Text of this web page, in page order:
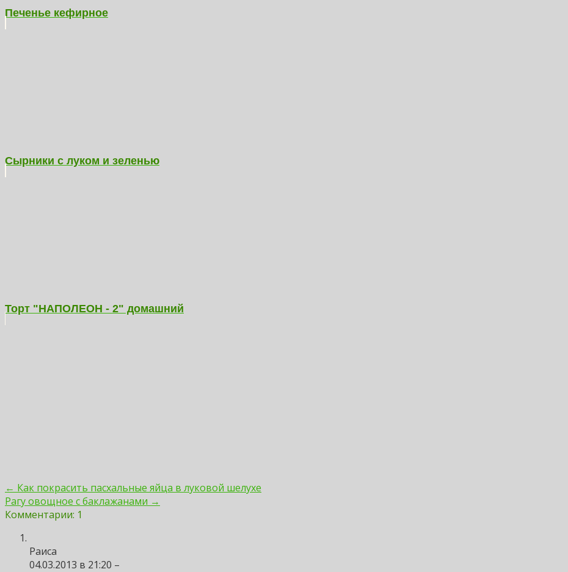
Печенье кефирное
Сырники с луком и зеленью
Торт "НАПОЛЕОН - 2" домашний
← Как покрасить пасхальные яйца в луковой шелухе
Рагу овощное с баклажанами →
Комментарии: 1
Раиса
04.03.2013 в 21:20 –